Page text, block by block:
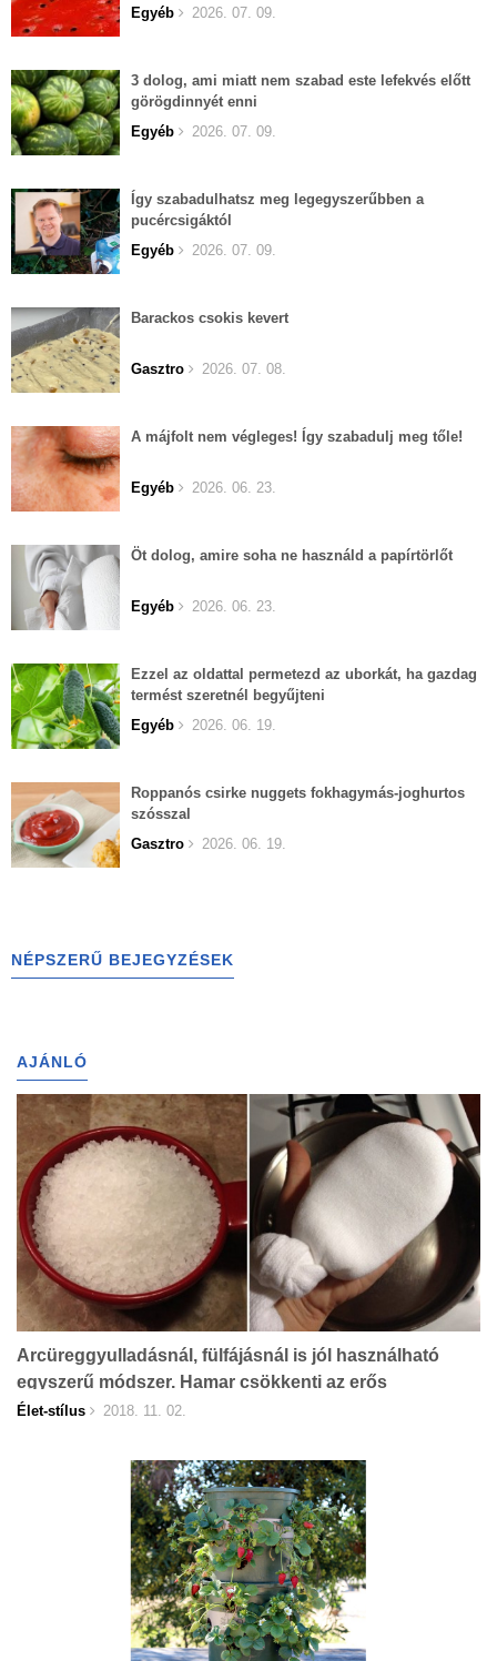
Egyéb 2026. 07. 09.
3 dolog, ami miatt nem szabad este lefekvés előtt
görögdinnyét enni
Egyéb
2026. 07. 09.
Így szabadulhatsz meg legegyszerűbben a
pucércsigáktól
Egyéb
2026. 07. 09.
Barackos csokis kevert
Gasztro 2026. 07. 08.
A májfolt nem végleges! Így szabadulj meg tőle!
Egyéb 2026. 06. 23.
Öt dolog, amire soha ne használd a papírtörlőt
Egyéb 2026. 06. 23.
Ezzel az oldattal permetezd az uborkát, ha gazdag
termést szeretnél begyűjteni
Egyéb
2026. 06. 19.
Roppanós csirke nuggets fokhagymás-joghurtos
szósszal
Gasztro
2026. 06. 19.
NÉPSZERŰ BEJEGYZÉSEK
AJÁNLÓ
Arcüreggyulladásnál, fülfájásnál is jól használható
egyszerű módszer. Hamar csökkenti az erős
fájdalmakat!
Élet-stílus 2018. 11. 02.